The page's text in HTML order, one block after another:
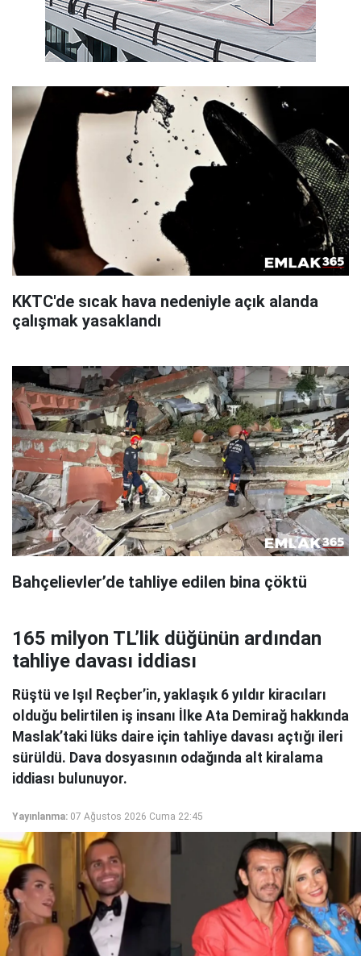
KKTC'de sıcak hava nedeniyle açık alanda
çalışmak yasaklandı
Bahçelievler’de tahliye edilen bina çöktü
165 milyon TL’lik düğünün ardından
tahliye davası iddiası
Rüştü ve Işıl Reçber’in, yaklaşık 6 yıldır kiracıları
olduğu belirtilen iş insanı İlke Ata Demirağ hakkında
Maslak’taki lüks daire için tahliye davası açtığı ileri
sürüldü. Dava dosyasının odağında alt kiralama
iddiası bulunuyor.
Yayınlanma: 07 Ağustos 2026 Cuma 22:45